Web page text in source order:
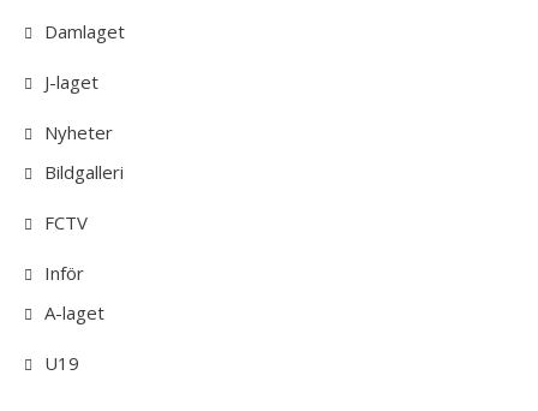
Damlaget
J-laget
Nyheter
Bildgalleri
FCTV
Inför
A-laget
U19